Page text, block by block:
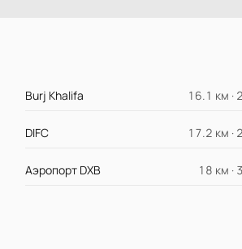
Burj Khalifa 16.1 км ·
DIFC 17.2 км ·
Аэропорт DXB 18 км ·